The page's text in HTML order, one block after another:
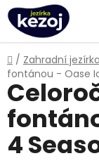
Přejít
na
obsah
Domů
/ Zahradní jezírka
fontánou - Oase
4